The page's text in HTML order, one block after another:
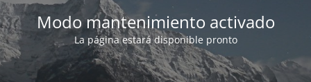
Modo mantenimiento activado
La página estará disponible pronto